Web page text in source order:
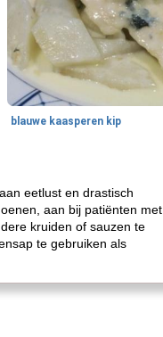
blauwe kaasperen kip
eetlust en drastisch
aan bij patiënten met
kruiden of sauzen te
te gebruiken als